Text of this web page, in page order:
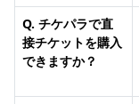
Q. チケパラで直
接チケットを購入
できますか？